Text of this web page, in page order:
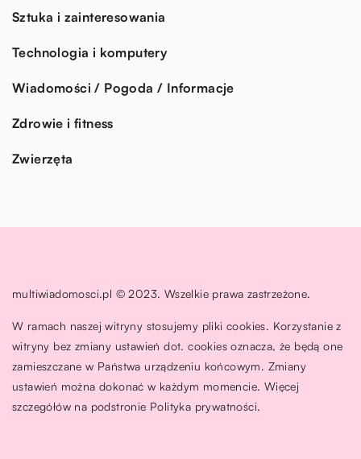
Sztuka i zainteresowania
Technologia i komputery
Wiadomości / Pogoda / Informacje
Zdrowie i fitness
Zwierzęta
multiwiadomosci.pl © 2023. Wszelkie prawa zastrzeżone.
W ramach naszej witryny stosujemy pliki cookies. Korzystanie z
witryny bez zmiany ustawień dot. cookies oznacza, że będą one
zamieszczane w Państwa urządzeniu końcowym. Zmiany
ustawień można dokonać w każdym momencie. Więcej
szczegółów na podstronie Polityka prywatności.